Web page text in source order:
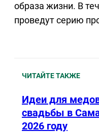
образа жизни. В
проведут серию
ЧИТАЙТЕ ТАКЖЕ
Идеи для
свадьбы в
2026 году